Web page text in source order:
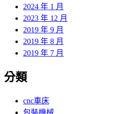
2024 年 1 月
2023 年 12 月
2019 年 9 月
2019 年 8 月
2019 年 7 月
分類
cnc車床